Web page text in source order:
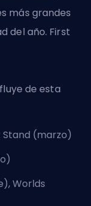
más grandes
del año. First
de esta
Stand (marzo)
Worlds